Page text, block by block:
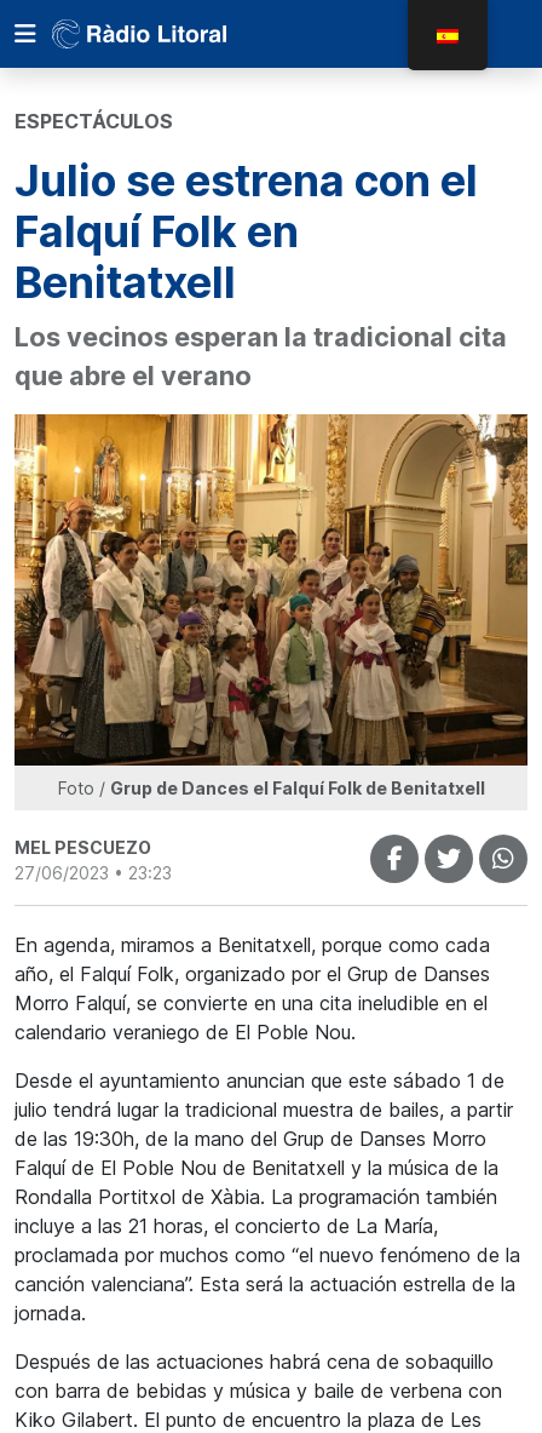
ESPECTÁCULOS
Julio se estrena con el
Falquí Folk en
Benitatxell
Los vecinos esperan la tradicional cita
que abre el verano
Foto / Grup de Dances el Falquí Folk de Benitatxell
MEL PESCUEZO
27/06/2023 • 23:23
En agenda, miramos a Benitatxell, porque como cada
año, el Falquí Folk, organizado por el Grup de Danses
Morro Falquí, se convierte en una cita ineludible en el
calendario veraniego de El Poble Nou.
Desde el ayuntamiento anuncian que este sábado 1 de
julio tendrá lugar la tradicional muestra de bailes, a partir
de las 19:30h, de la mano del Grup de Danses Morro
Falquí de El Poble Nou de Benitatxell y la música de la
Rondalla Portitxol de Xàbia. La programación también
incluye a las 21 horas, el concierto de La María,
proclamada por muchos como “el nuevo fenómeno de la
canción valenciana”. Esta será la actuación estrella de la
jornada.
Después de las actuaciones habrá cena de sobaquillo
con barra de bebidas y música y baile de verbena con
Kiko Gilabert. El punto de encuentro la plaza de Les